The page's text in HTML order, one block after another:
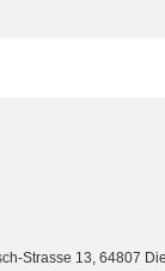
Strasse 13, 64807